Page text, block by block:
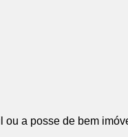
a posse de bem